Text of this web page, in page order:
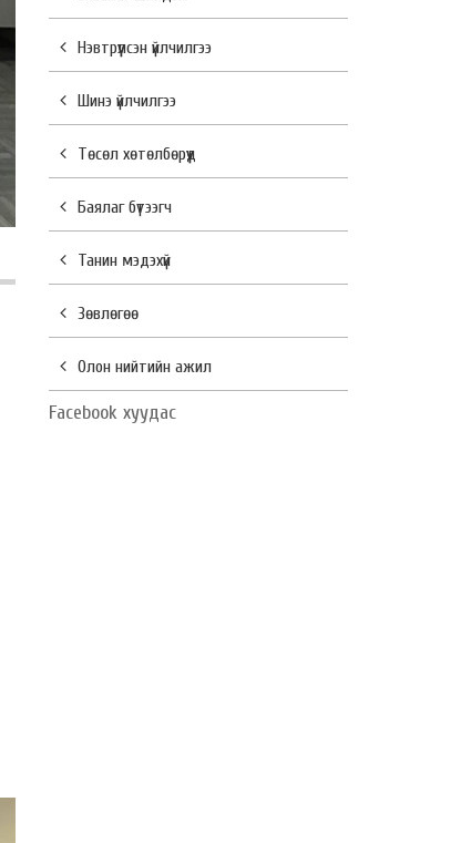
Нэвтрүүлсэн үйлчилгээ
Шинэ үйлчилгээ
Төсөл хөтөлбөрүүд
Баялаг бүтээгч
Танин мэдэхүй
Зөвлөгөө
Олон нийтийн ажил
Facebook хуудас